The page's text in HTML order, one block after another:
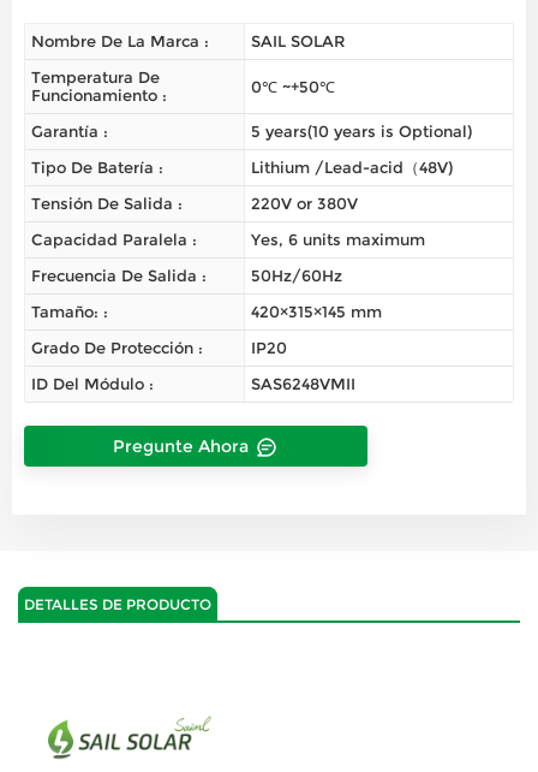
Nombre De La Marca :
SAIL SOLAR
Temperatura De
Funcionamiento :
0℃ ~+50℃
Garantía :
5 years(10 years is Optional)
Tipo De Batería :
Lithium /Lead-acid（48V)
Tensión De Salida :
220V or 380V
Capacidad Paralela :
Yes, 6 units maximum
Frecuencia De Salida :
50Hz/60Hz
Tamaño: :
420×315×145 mm
Grado De Protección :
IP20
ID Del Módulo :
SAS6248VMII
Pregunte Ahora
DETALLES DE PRODUCTO